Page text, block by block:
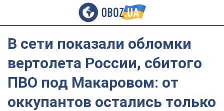
В сети показали обломки
вертолета России, сбитого
ПВО под Макаровом: от
оккупантов остались только